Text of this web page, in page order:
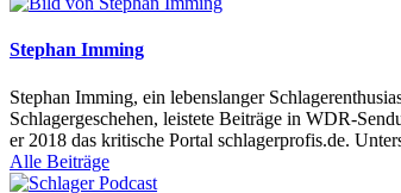
Stephan Imming
Stephan Imming, ein lebenslanger
Schlagergeschehen, leistete Beiträge in WDR-
er 2018 das kritische Portal schlagerprofis.de.
Alle Beiträge